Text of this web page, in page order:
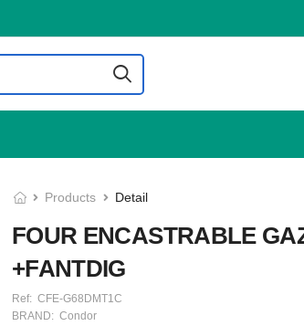
Products Detail
FOUR ENCASTRABLE
+FANTDIG
Ref: CFE-G68DMT1C
BRAND: Condor